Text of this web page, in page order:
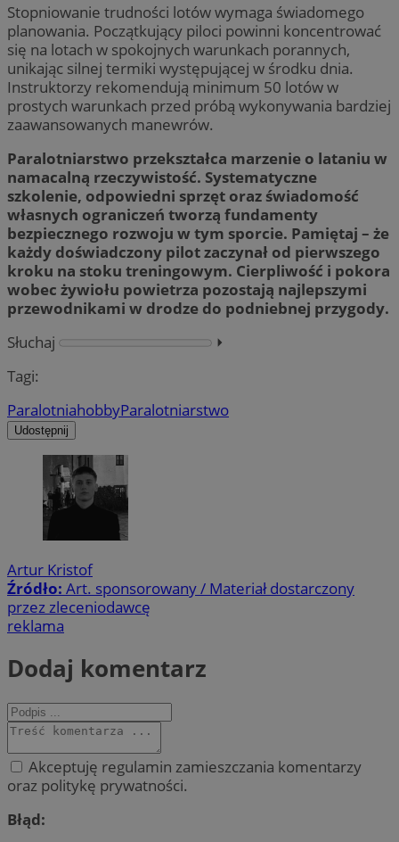
Stopniowanie trudności lotów wymaga świadomego
planowania. Początkujący piloci powinni koncentrować
się na lotach w spokojnych warunkach porannych,
unikając silnej termiki występującej w środku dnia.
Instruktorzy rekomendują minimum 50 lotów w
prostych warunkach przed próbą wykonywania bardziej
zaawansowanych manewrów.
Paralotniarstwo przekształca marzenie o lataniu w
namacalną rzeczywistość. Systematyczne
szkolenie, odpowiedni sprzęt oraz świadomość
własnych ograniczeń tworzą fundamenty
bezpiecznego rozwoju w tym sporcie. Pamiętaj – że
każdy doświadczony pilot zaczynał od pierwszego
kroku na stoku treningowym. Cierpliwość i pokora
wobec żywiołu powietrza pozostają najlepszymi
przewodnikami w drodze do podniebnej przygody.
Słuchaj
⏵︎
Tagi:
ParalotniahobbyParalotniarstwo
Udostępnij
Artur Kristof
Źródło: Art. sponsorowany / Materiał dostarczony
przez zleceniodawcę
reklama
Dodaj komentarz
Akceptuję regulamin zamieszczania komentarzy
oraz politykę prywatności.
Błąd: